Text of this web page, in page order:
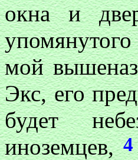
окна и
мой
Экс, его
будет
иноземцев,4